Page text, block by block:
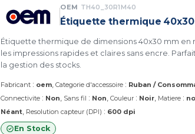
OEM TH40_30R1M40
Étiquette thermique
Étiquette thermique de dimensions 40x30 mm en
les impressions rapides et claires sans encre.
la gestion des stocks.
Fabricant : oem Categorie d'accessoire : Ruban /
Connectivite : Non Sans fil : Non Couleur : Noir Matiere :
Néant Resolution capteur (DPI) : 600 dpi
En Stock